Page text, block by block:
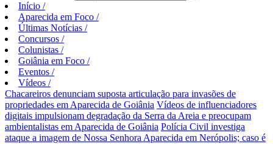
Início /
Aparecida em Foco /
Últimas Notícias /
Concursos /
Colunistas /
Goiânia em Foco /
Eventos /
Vídeos /
Chacareiros denunciam suposta articulação para invasões de
propriedades em Aparecida de Goiânia Vídeos de influenciadores
digitais impulsionam degradação da Serra da Areia e preocupam
ambientalistas em Aparecida de Goiânia Polícia Civil investiga
ataque a imagem de Nossa Senhora Aparecida em Nerópolis; caso é